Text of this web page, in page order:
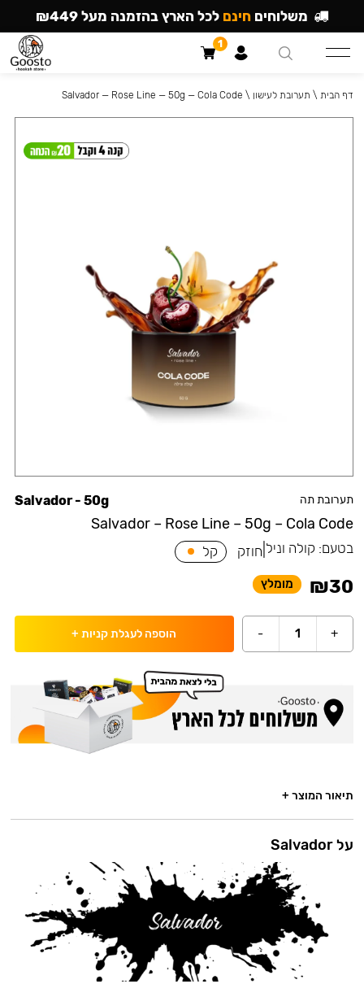
תערובת תה
Salvador – Rose Line – 50g – Cola Code
Salvador - 50g
בטעם: קולה וניל חוזק קל
₪30 מומלץ
+
1
- הוספה לעגלת קניות +
דף הבית \ תערובת לעישון \
Salvador — Rose Line — 50g — Cola Code
תיאור המוצר +
על Salvador
משלוחים חינם לכל הארץ בהזמנה מעל ₪449
1